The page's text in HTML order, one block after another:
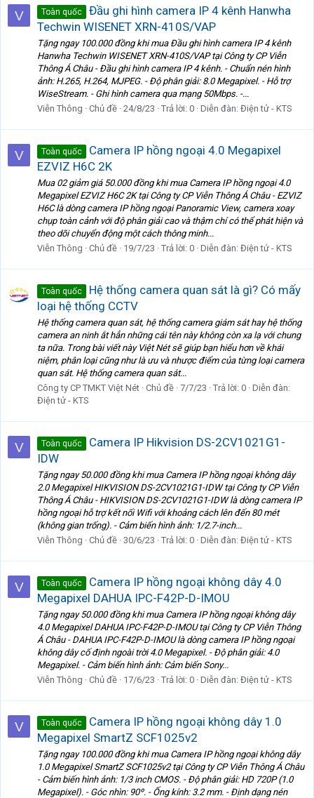
V Toàn quốc
Đầu ghi hình camera IP 4 kênh Hanwha
Techwin WISENET XRN-410S/VAP
Tặng ngay 100.000 đồng khi mua Đầu ghi hình camera IP 4 kênh
Hanwha Techwin WISENET XRN-410S/VAP tại Công ty CP Viễn
Thông Á Châu - Đầu ghi hình camera IP 4 kênh. - Chuẩn nén hình
ảnh: H.265, H.264, MJPEG. - Độ phân giải: 8.0 Megapixel. - Hỗ trợ
WiseStream. - Ghi hình camera qua mạng 50Mbps. -...
Viễn Thông
Chủ đề 24/8/23 Trả lời: 0 Diễn đàn: Điện tử - KTS
V Toàn quốc
Camera IP hồng ngoại 4.0 Megapixel
EZVIZ H6C 2K
Mua 02 giảm giá 50.000 đồng khi mua Camera IP hồng ngoại 4.0
Megapixel EZVIZ H6C 2K tại Công ty CP Viễn Thông Á Châu - EZVIZ
H6C là dòng camera IP hồng ngoại Panoramic View, camera xoay
chụp toàn cảnh với độ phân giải cao và thậm chí có thể phát hiện và
theo dõi chuyển động một cách thông minh...
Viễn Thông
Chủ đề 19/7/23 Trả lời: 0 Diễn đàn: Điện tử - KTS
Toàn quốc
Hệ thống camera quan sát là gì? Có mấy
loại hệ thống CCTV
Hệ thống camera quan sát, hệ thống camera giám sát hay hệ thống
camera an ninh ắt hẳn những cái tên này không còn xa lạ với chung
ta nữa. Trong bài viết này Việt Nét sẽ giúp bạn hiểu hơn về khái
niệm, phân loại cũng như là ưu và nhược điểm của từng loại camera
quan sát. Hệ thống camera quan sát...
Công ty CP TMKT Việt Nét Chủ đề 7/7/23 Trả lời: 0 Diễn đàn:
Điện tử - KTS
V Toàn quốc
Camera IP Hikvision DS-2CV1021G1-
IDW
Tặng ngay 50.000 đồng khi mua Camera IP hồng ngoại không dây
2.0 Megapixel HIKVISION DS-2CV1021G1-IDW tại Công ty CP Viễn
Thông Á Châu - HIKVISION DS-2CV1021G1-IDW là dòng camera IP
hồng ngoại hỗ trợ kết nối Wifi với khoảng cách lên đến 80 mét
(không gian trống). - Cảm biến hình ảnh: 1/2.7-inch...
Viễn Thông
Chủ đề 30/6/23 Trả lời: 0 Diễn đàn: Điện tử - KTS
V Toàn quốc
Camera IP hồng ngoại không dây 4.0
Megapixel DAHUA IPC-F42P-D-IMOU
Tặng ngay 50.000 đồng khi mua Camera IP hồng ngoại không dây
4.0 Megapixel DAHUA IPC-F42P-D-IMOU tại Công ty CP Viễn Thông
Á Châu - DAHUA IPC-F42P-D-IMOU là dòng camera IP hồng ngoại
không dây cố định ngoài trời 4.0 Megapixel. - Độ phân giải: 4.0
Megapixel. - Cảm biến hình ảnh: Cảm biến Sony...
Viễn Thông
Chủ đề 17/6/23 Trả lời: 0 Diễn đàn: Điện tử - KTS
V Toàn quốc
Camera IP hồng ngoại không dây 1.0
Megapixel SmartZ SCF1025v2
Tặng ngay 100.000 đồng khi mua Camera IP hồng ngoại không dây
1.0 Megapixel SmartZ SCF1025v2 tại Công ty CP Viễn Thông Á Châu
- Cảm biến hình ảnh: 1/3 inch CMOS. - Độ phân giải: HD 720P (1.0
Megapixel). - Góc nhìn: 90º. - Ống kính: 3.2 mm. - Định dạng nén